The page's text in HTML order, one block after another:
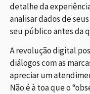
detalhe da
analisar dados de
seu público antes da
A revolução digital
diálogos com as
apreciar um
Não é à toa que o